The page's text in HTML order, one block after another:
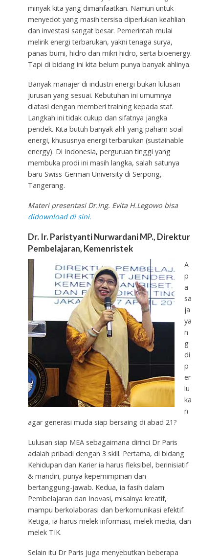
minyak kita yang dimanfaatkan. Namun untuk
menyedot yang masih tersisa diperlukan keahlian
dan investasi sangat besar. Pemerintah mulai
melirik energi terbarukan, yakni tenaga surya,
panas bumi, hidro dan mikri hidro, serta bioenergy.
Tapi di bidang ini kita belum punya banyak ahlinya.
Banyak manajer di industri energi bukan lulusan
jurusan yang sesuai. Kebutuhan ini umumnya
diatasi dengan memberi training kepada staf.
Langkah ini tidak cukup dan sifatnya jangka
pendek. Kita butuh banyak ahli yang paham soal
energi, khususnya energi terbarukan (sustainable
energy). Di Indonesia, perguruan tinggi yang
membuka prodi ini masih langka, salah satunya
baru Swiss-German University di Serpong,
Tangerang.
Materi presentasi Dr.Ing. Evita H.Legowo bisa
didownload di sini.
Dr. Ir. Paristyanti Nurwardani MP., Direktur
Pembelajaran, Kemenristek
A
p
a
sa
ja
ya
n
g
di
p
er
lu
ka
n
agar generasi muda siap bersaing di abad 21?
Lulusan siap MEA sebagaimana dirinci Dr Paris
adalah pribadi dengan 3 skill. Pertama, di bidang
Kehidupan dan Karier ia harus fleksibel, berinisiatif
& mandiri, punya kepemimpinan dan
bertanggung-jawab. Kedua, ia fasih dalam
Pembelajaran dan Inovasi, misalnya kreatif,
mampu berkolaborasi dan berkomunikasi efektif.
Ketiga, ia harus melek informasi, melek media, dan
melek TIK.
Selain itu Dr Paris juga menyebutkan beberapa